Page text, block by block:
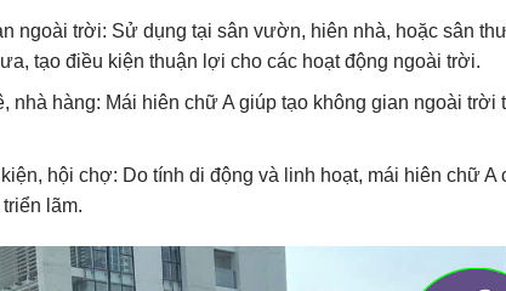
ngoài trời: Sử dụng tại sân vườn, hiên nhà, hoặc sân
tạo điều kiện thuận lợi cho các hoạt động ngoài trời.
nhà hàng: Mái hiên chữ A giúp tạo không gian ngoài trời
hội chợ: Do tính di động và linh hoạt, mái hiên chữ
lãm.